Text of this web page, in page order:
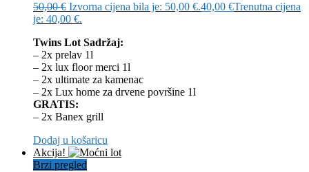
50,00€ Izvorna cijena bila je: 50,00 €.40,00 €Trenutna cijena
je: 40,00 €.
Twins Lot Sadržaj:
– 2x prelav 1l
– 2x lux floor merci 1l
– 2x ultimate za kamenac
– 2x Lux home za drvene površine 1l
GRATIS:
– 2x Banex grill
Dodaj u košaricu
Akcija!
Brzi pregled